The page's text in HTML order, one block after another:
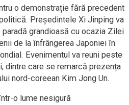
o demonstrație fără precedent
Președintele Xi Jinping va
grandioasă cu ocazia Zilei
de la înfrângerea Japoniei în
Evenimentul va reuni peste
dintre care se remarcă prezența
nord-coreean Kim Jong Un.
o lume nesigură